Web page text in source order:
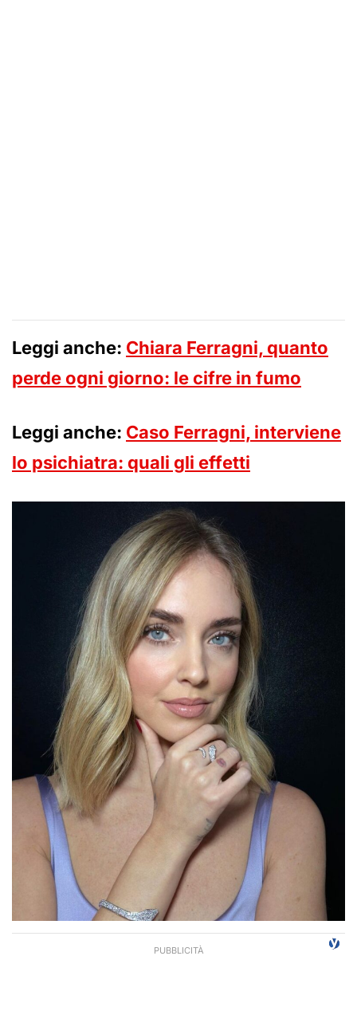
Leggi anche: Chiara Ferragni, quanto
perde ogni giorno: le cifre in fumo
Leggi anche: Caso Ferragni, interviene
lo psichiatra: quali gli effetti